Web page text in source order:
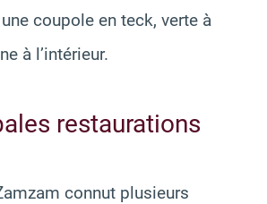
coupole en teck, verte à
à l’intérieur.
restaurations
connut plusieurs